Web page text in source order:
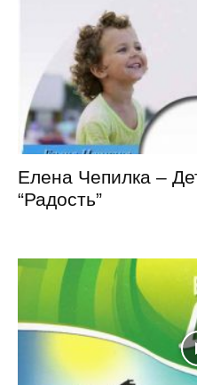
Елена Чепилка –
“Радость”